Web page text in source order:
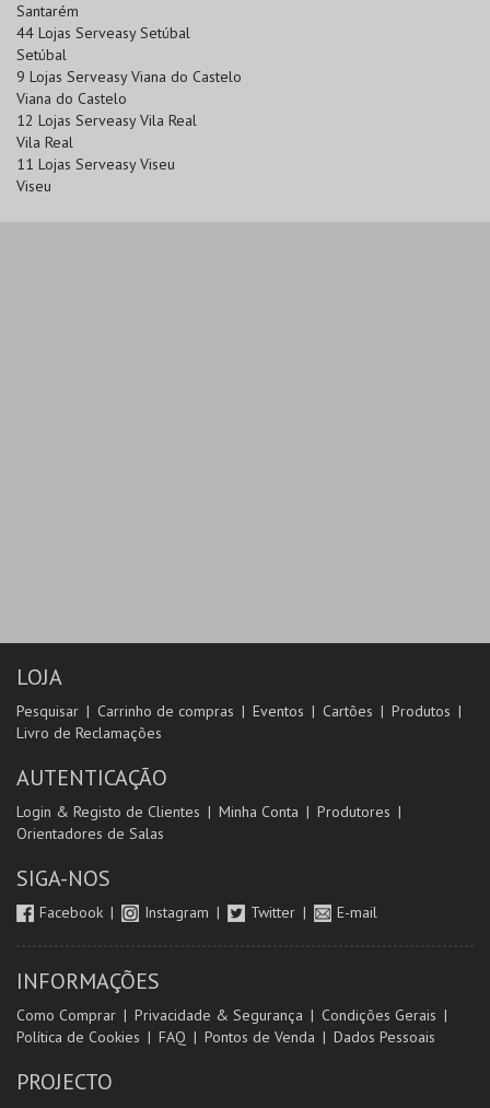
Santarém
44 Lojas Serveasy Setúbal
Setúbal
9 Lojas Serveasy Viana do Castelo
Viana do Castelo
12 Lojas Serveasy Vila Real
Vila Real
11 Lojas Serveasy Viseu
Viseu
LOJA
Pesquisar Carrinho de compras Eventos Cartões
Produtos
Livro de Reclamações
AUTENTICAÇÃO
Login & Registo de Clientes Minha Conta
Produtores
Orientadores de Salas
SIGA-NOS
Facebook Instagram Twitter E-mail
INFORMAÇÕES
Como Comprar Privacidade & Segurança
Condições Gerais
Política de Cookies
FAQ Pontos de Venda Dados Pessoais
PROJECTO